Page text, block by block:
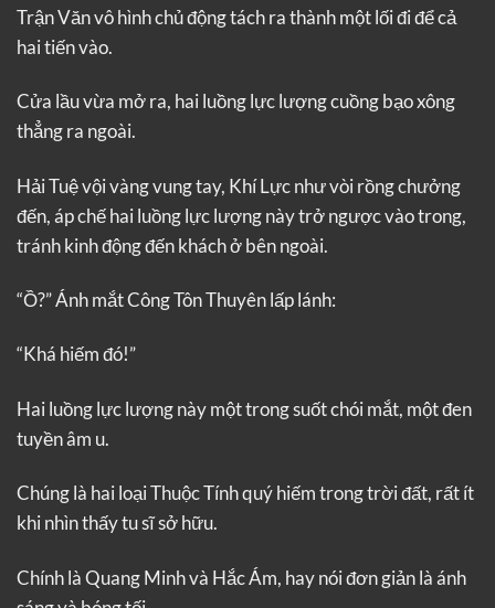
Trận Văn vô hình chủ động tách ra thành một lối đi để cả
hai tiến vào.
Cửa lầu vừa mở ra, hai luồng lực lượng cuồng bạo xông
thẳng ra ngoài.
Hải Tuệ vội vàng vung tay, Khí Lực như vòi rồng chưởng
đến, áp chế hai luồng lực lượng này trở ngược vào trong,
tránh kinh động đến khách ở bên ngoài.
“Ồ?” Ánh mắt Công Tôn Thuyên lấp lánh:
“Khá hiếm đó!”
Hai luồng lực lượng này một trong suốt chói mắt, một đen
tuyền âm u.
Chúng là hai loại Thuộc Tính quý hiếm trong trời đất, rất ít
khi nhìn thấy tu sĩ sở hữu.
Chính là Quang Minh và Hắc Ám, hay nói đơn giản là ánh